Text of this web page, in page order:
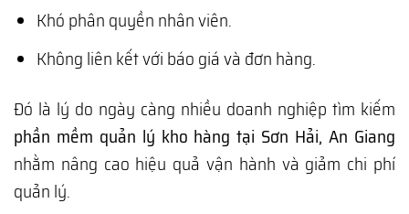
Khó phân quyền nhân viên.
Không liên kết với báo giá và đơn hàng.
Đó là lý do ngày càng nhiều doanh nghiệp tìm kiếm
phần mềm quản lý kho hàng tại Sơn Hải, An Giang
nhằm nâng cao hiệu quả vận hành và giảm chi phí
quản lý.